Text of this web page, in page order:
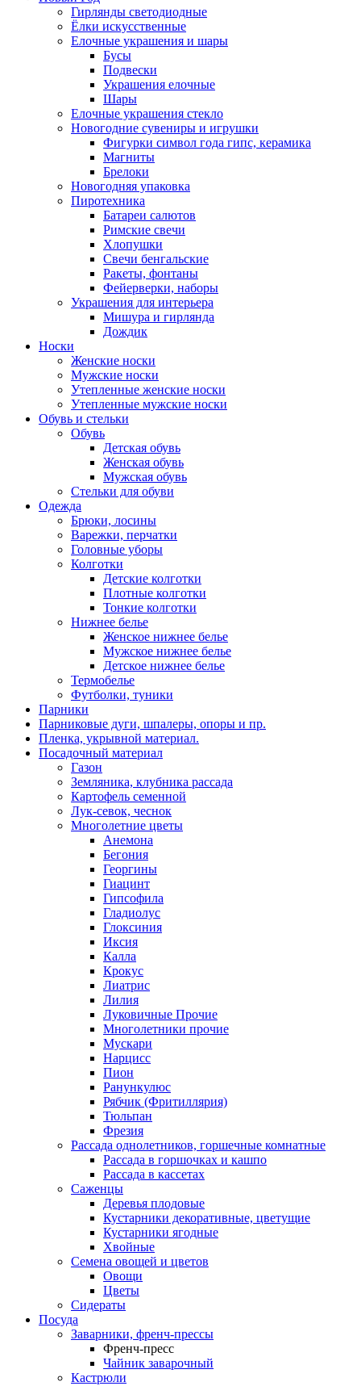
Гирлянды светодиодные
Ёлки искусственные
Елочные украшения и шары
Бусы
Подвески
Украшения елочные
Шары
Елочные украшения стекло
Новогодние сувениры и игрушки
Фигурки символ года гипс, керамика
Магниты
Брелоки
Новогодняя упаковка
Пиротехника
Батареи салютов
Римские свечи
Хлопушки
Свечи бенгальские
Ракеты, фонтаны
Фейерверки, наборы
Украшения для интерьера
Мишура и гирлянда
Дождик
Носки
Женские носки
Мужские носки
Утепленные женские носки
Утепленные мужские носки
Обувь и стельки
Обувь
Детская обувь
Женская обувь
Мужская обувь
Стельки для обуви
Одежда
Брюки, лосины
Варежки, перчатки
Головные уборы
Колготки
Детские колготки
Плотные колготки
Тонкие колготки
Нижнее белье
Женское нижнее белье
Мужское нижнее белье
Детское нижнее белье
Термобелье
Футболки, туники
Парники
Парниковые дуги, шпалеры, опоры и пр.
Пленка, укрывной материал.
Посадочный материал
Газон
Земляника, клубника рассада
Картофель семенной
Лук-севок, чеснок
Многолетние цветы
Анемона
Бегония
Георгины
Гиацинт
Гипсофила
Гладиолус
Глоксиния
Иксия
Калла
Крокус
Лиатрис
Лилия
Луковичные Прочие
Многолетники прочие
Мускари
Нарцисс
Пион
Ранункулюс
Рябчик (Фритиллярия)
Тюльпан
Фрезия
Рассада однолетников, горшечные комнатные
Рассада в горшочках и кашпо
Рассада в кассетах
Саженцы
Деревья плодовые
Кустарники декоративные, цветущие
Кустарники ягодные
Хвойные
Семена овощей и цветов
Овощи
Цветы
Сидераты
Посуда
Заварники, френч-прессы
Френч-пресс
Чайник заварочный
Кастрюли